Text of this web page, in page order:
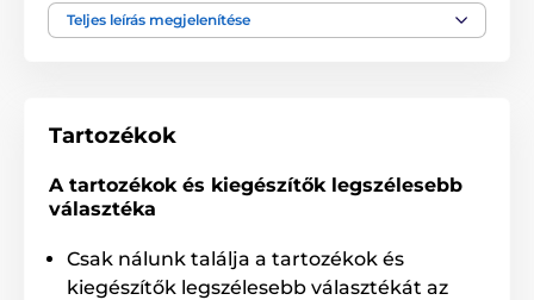
A csomag tartalma:
Megjegyzés: A kép csak illusztráció.
A műszaki specifikációk előzetes értesítés nélkül
változhatnak. A képek csak illusztrációk.
A termék a következő kategóriákba sorolt
Teljes leírás megjelenítése
Tartozékok
A tartozékok és kiegészítők legszélesebb
választéka
Csak nálunk találja a tartozékok és
kiegészítők legszélesebb választékát az